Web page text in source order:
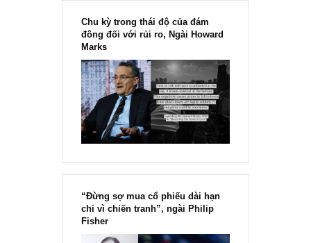
Chu kỳ trong thái độ của đám
đông đối với rủi ro, Ngài Howard
Marks